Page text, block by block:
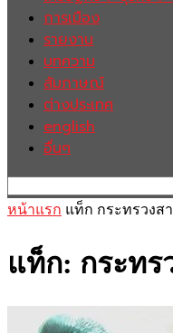
การเมือง
รายงาน
บทความ
สัมภาษณ์
ต่างประเทศ
english
อื่นๆ
หน้าแรก แท็ก กระทรวงส
แท็ก: กระท